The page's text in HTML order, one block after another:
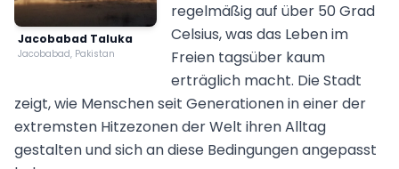
Jacobabad Taluka
Jacobabad, Pakistan
regelmäßig auf über 50 Grad
Celsius, was das Leben im
Freien tagsüber kaum
erträglich macht. Die Stadt
zeigt, wie Menschen seit Generationen in einer der
extremsten Hitzezonen der Welt ihren Alltag
gestalten und sich an diese Bedingungen angepasst